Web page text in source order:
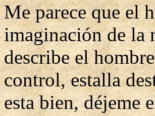
Me parece que el
imaginación de la
describe el
control, estalla
esta bien, déjeme